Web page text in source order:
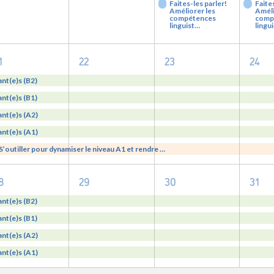
Faites-les parler!
Améliorer les
compétences
linguist…
(B2)
(B1)
(A2)
(A1)
S’outiller pour dynamiser le niveau A1 et rendre …
5
evenements,
22
5
evenements,
23
5
24
(B2)
(B1)
(A2)
(A1)
4
evenements,
29
4
evenements,
30
4
31